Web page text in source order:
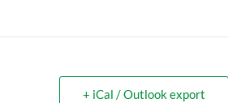
+ iCal / Outlook export